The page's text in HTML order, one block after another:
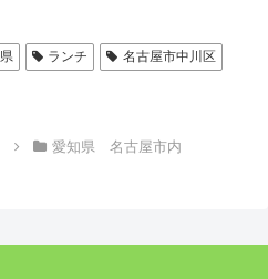
ランチ
名古屋市中川区
愛知県 名古屋市内